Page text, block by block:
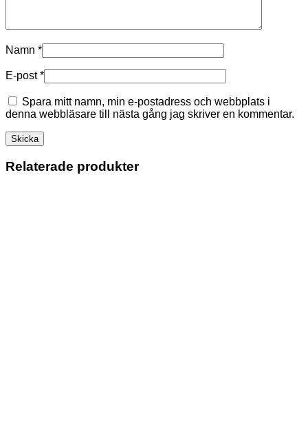
Namn *
E-post*
Spara mitt namn, min e-postadress och webbplats i
denna webbläsare till nästa gång jag skriver en kommentar.
Relaterade produkter